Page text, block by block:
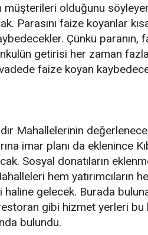
müşterileri olduğunu
Parasını faize koyanlar
Çünkü paranın,
getirisi her zaman
faize koyan
Mahallelerinin
imar planı da eklenince
Sosyal donatıların
hem yatırımcıların
gelecek. Burada
gibi hizmet yerleri
bulundu.